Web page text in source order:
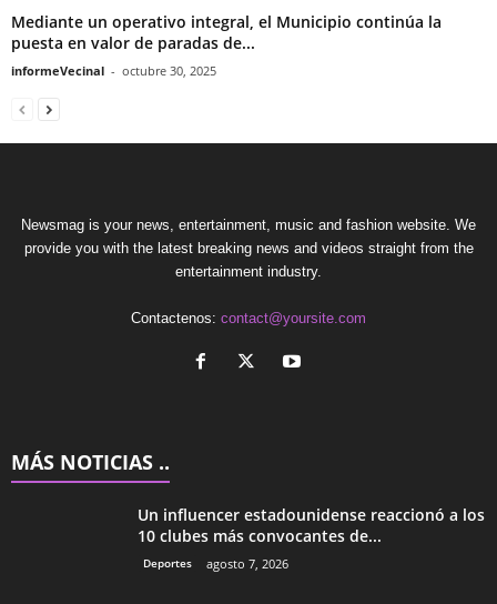
Mediante un operativo integral, el Municipio continúa la
puesta en valor de paradas de...
informeVecinal - octubre 30, 2025
Newsmag is your news, entertainment, music and fashion website. We
provide you with the latest breaking news and videos straight from the
entertainment industry.
Contactenos: contact@yoursite.com
MÁS NOTICIAS ..
Un influencer estadounidense reaccionó a los
10 clubes más convocantes de...
Deportes agosto 7, 2026